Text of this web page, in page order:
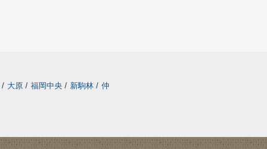
/ 大原 / 福岡中央 / 新駒林 / 仲